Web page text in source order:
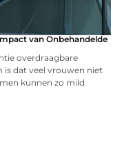
van Onbehandelde
overdraagbare
is dat veel vrouwen niet
kunnen zo mild